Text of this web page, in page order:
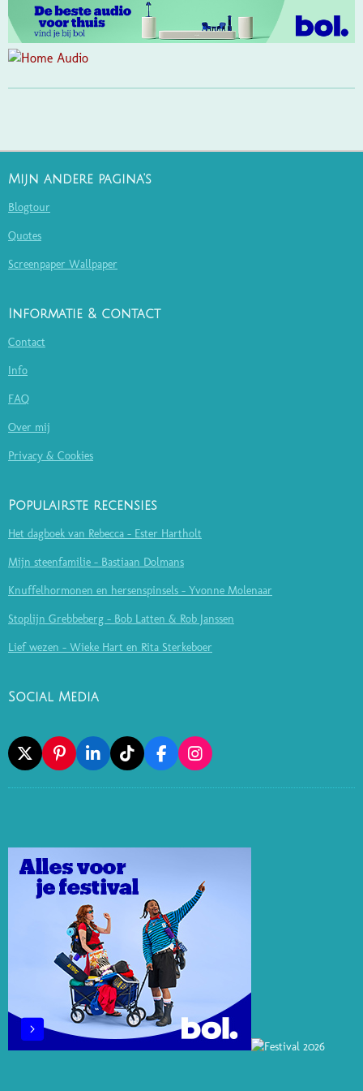
Mijn andere pagina's
Blogtour
Quotes
Screenpaper Wallpaper
Informatie & contact
Contact
Info
FAQ
Over mij
Privacy & Cookies
Populairste recensies
Het dagboek van Rebecca - Ester Hartholt
Mijn steenfamilie - Bastiaan Dolmans
Knuffelhormonen en hersenspinsels - Yvonne Molenaar
Stoplijn Grebbeberg - Bob Latten & Rob Janssen
Lief wezen - Wieke Hart en Rita Sterkeboer
Social Media
X
P
I
N
E
S
T
L
I
N
I
N
T
I
K
F
A
C
O
I
N
S
R
M